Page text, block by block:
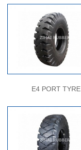
E4 PORT TYRE